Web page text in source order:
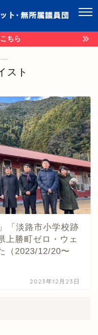
ちら
スト
「淡路市小学校跡
上勝町ゼロ・ウェ
（2023/12/20〜
2023年12月23日